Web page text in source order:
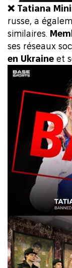
❌ Tatiana
russe, a
similaires.
ses réseaux
en Ukraine et